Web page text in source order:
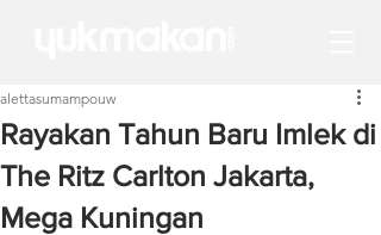
Rayakan Tahun Baru Imlek di
The Ritz Carlton Jakarta,
Mega Kuningan
alettasumampouw